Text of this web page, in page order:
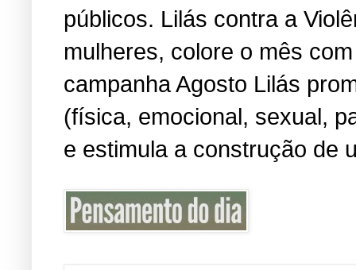
públicos. Lilás contra a
mulheres, colore o mês
campanha Agosto Lilás
(física, emocional, sexual,
e estimula a construção de